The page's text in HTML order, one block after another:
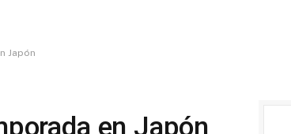
Japón
en Japón